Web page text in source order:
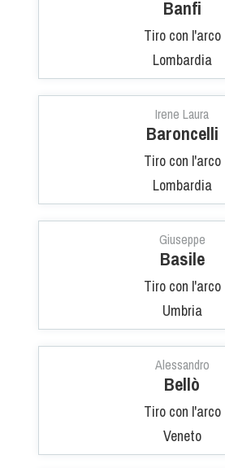
Banfi
Tiro con l'arco
Lombardia
Irene Laura
Baroncelli
Tiro con l'arco
Lombardia
Giuseppe
Basile
Tiro con l'arco
Umbria
Alessandro
Bellò
Tiro con l'arco
Veneto